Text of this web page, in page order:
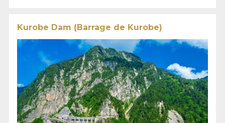
Kurobe Dam (Barrage de Kurobe)